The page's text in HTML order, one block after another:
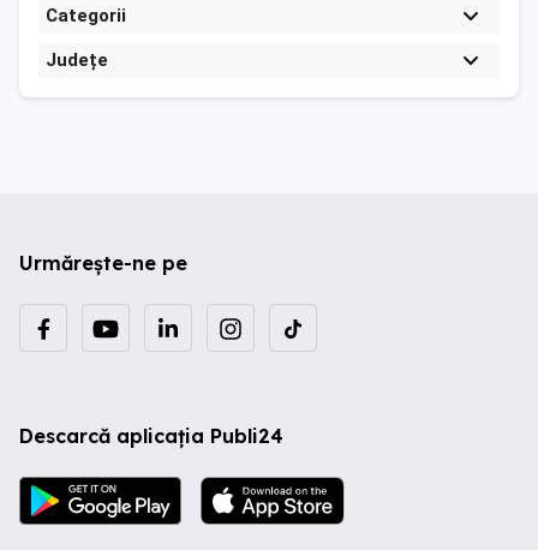
Categorii
Județe
Urmărește-ne pe
Descarcă aplicația Publi24